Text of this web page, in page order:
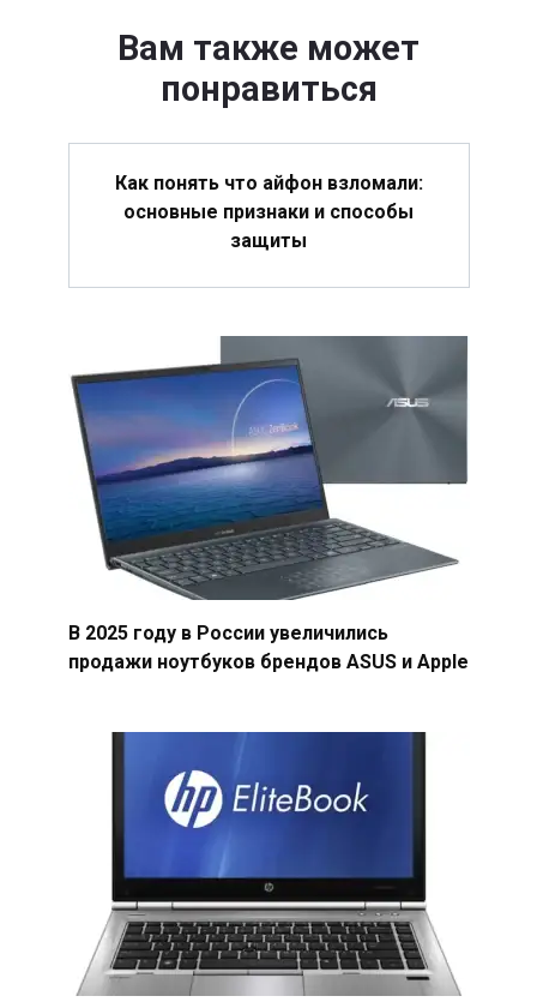
Вам также может
понравиться
Как понять что айфон взломали:
основные признаки и способы
защиты
В 2025 году в России увеличились
продажи ноутбуков брендов ASUS и Apple